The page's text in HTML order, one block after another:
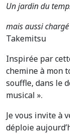
Un jardin du
mais aussi
Takemitsu
Inspirée par
chemine à mon
souffle, dans le
musical ».
Je vous invite à
déploie